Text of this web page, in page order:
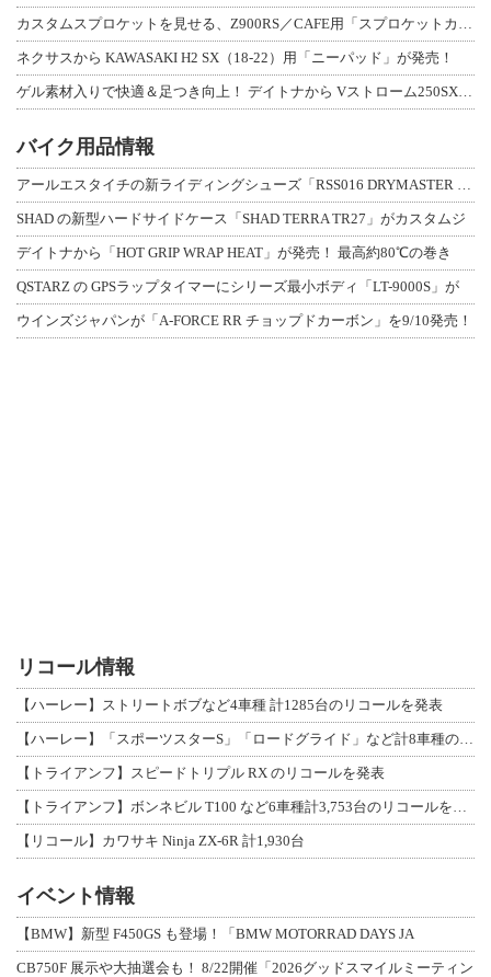
ネクサスから KAWASAKI H2 SX（18-22）用「ニーパッド」が発売！
バイク用品情報
SHAD の新型ハードサイドケース「SHAD TERRA TR27」がカスタムジ
デイトナから「HOT GRIP WRAP HEAT」が発売！ 最高約80℃の巻き
QSTARZ の GPSラップタイマーにシリーズ最小ボディ「LT-9000S」が
ウインズジャパンが「A-FORCE RR チョップドカーボン」を9/10発売！
リコール情報
【ハーレー】ストリートボブなど4車種 計1285台のリコールを発表
【トライアンフ】スピードトリプル RX のリコールを発表
【リコール】カワサキ Ninja ZX-6R 計1,930台
イベント情報
【BMW】新型 F450GS も登場！「BMW MOTORRAD DAYS JA
CB750F 展示や大抽選会も！ 8/22開催「2026グッドスマイルミーティン